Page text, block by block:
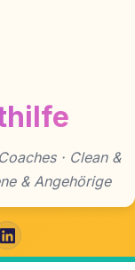
· Clean &
& Angehörige